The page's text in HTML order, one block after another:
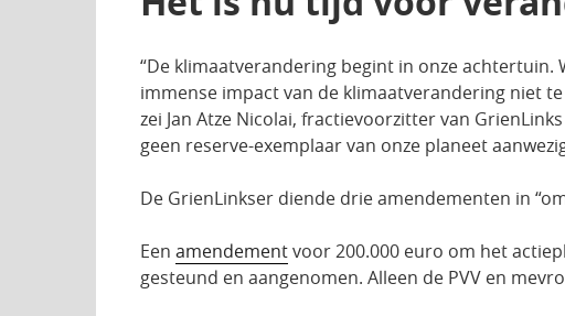
“De klimaatverandering begint in onze
immense impact van de klimaatverandering niet
zei Jan Atze Nicolai, fractievoorzitter van
geen reserve-exemplaar van onze planeet
De GrienLinkser diende drie amendementen in
Een amendementvoor 200.000 euro om het
gesteund en aangenomen. Alleen de PVV en